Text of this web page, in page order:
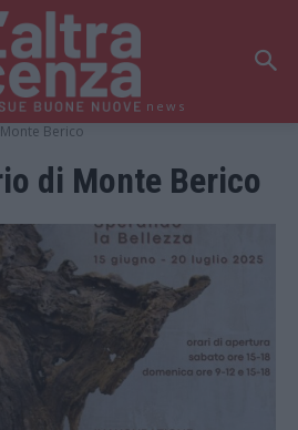
news
Berico
di Monte Berico